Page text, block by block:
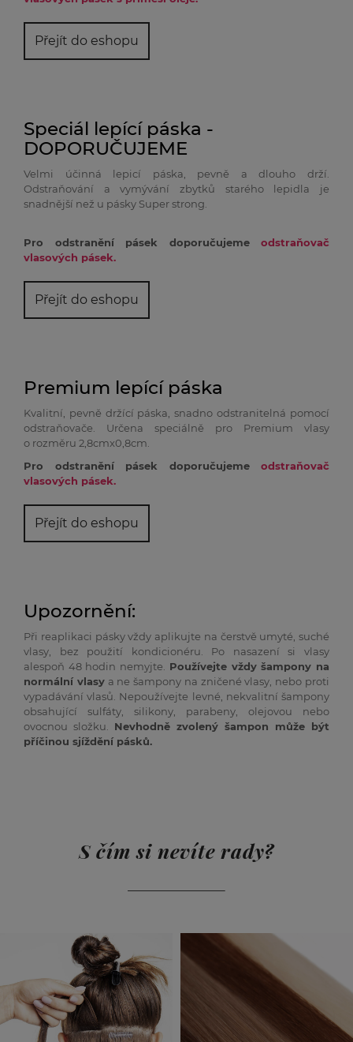
Přejít do eshopu
Speciál lepící páska -
DOPORUČUJEME
Velmi účinná lepicí páska, pevně a dlouho drží.
Odstraňování a vymývání zbytků starého lepidla je
snadnější než u pásky Super strong.
Pro odstranění pásek doporučujeme odstraňovač
vlasových pásek.
Přejít do eshopu
Premium lepící páska
Kvalitní, pevně držící páska, snadno odstranitelná pomocí
odstraňovače. Určena speciálně pro Premium vlasy
o rozměru 2,8cmx0,8cm.
Pro odstranění pásek doporučujeme odstraňovač
vlasových pásek.
Přejít do eshopu
Upozornění:
Při reaplikaci pásky vždy aplikujte na čerstvě umyté, suché
vlasy, bez použití kondicionéru. Po nasazení si vlasy
alespoň 48 hodin nemyjte. Používejte vždy šampony na
normální vlasya ne šampony na zničené vlasy, nebo proti
vypadávání vlasů. Nepoužívejte levné, nekvalitní šampony
obsahující sulfáty, silikony, parabeny, olejovou nebo
ovocnou složku. Nevhodně zvolený šampon může být
příčinou sjíždění pásků.
S čím si nevíte rady?